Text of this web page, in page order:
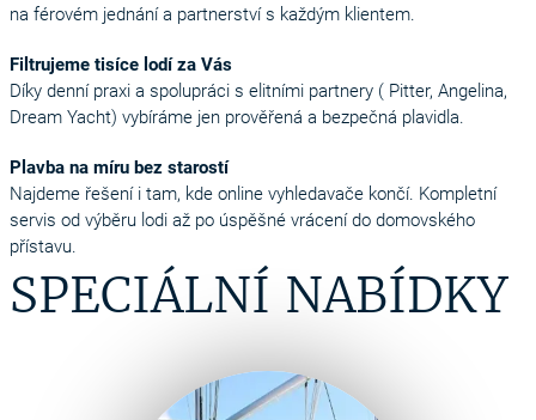
na férovém jednání a partnerství s každým klientem.
Filtrujeme tisíce lodí za Vás
Díky denní praxi a spolupráci s elitními partnery ( Pitter, Angelina,
Dream Yacht) vybíráme jen prověřená a bezpečná plavidla.
Plavba na míru bez starostí
Najdeme řešení i tam, kde online vyhledavače končí. Kompletní
servis od výběru lodi až po úspěšné vrácení do domovského
přístavu.
SPECIÁLNÍ NABÍDKY